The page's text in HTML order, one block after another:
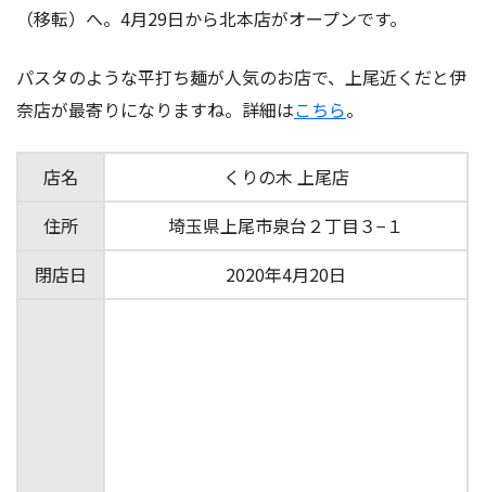
（移転）へ。4月29日から北本店がオープンです。
パスタのような平打ち麺が人気のお店で、上尾近くだと伊
奈店が最寄りになりますね。詳細はこちら。
店名
くりの木 上尾店
住所
埼玉県上尾市泉台２丁目３−１
閉店日
2020年4月20日